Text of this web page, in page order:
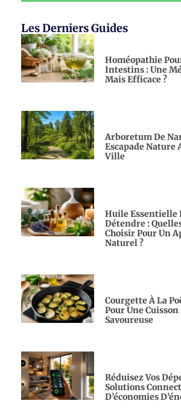
Les Derniers Guides
Homéopathie
Intestins : Une
Mais Efficace ?
Arboretum De
Escapade Nature
Ville
Huile Essentielle
Détendre :
Choisir Pour Un
Naturel ?
Courgette À La
Pour Une
Savoureuse
Réduisez Vos
Solutions
D’économies